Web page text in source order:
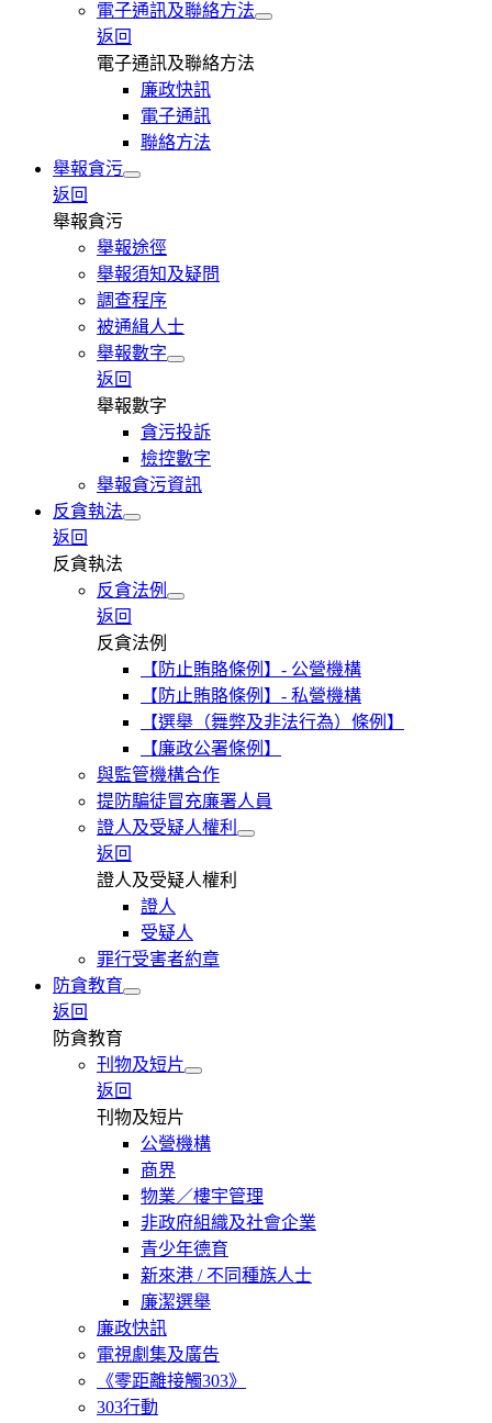
電子通訊及聯絡方法
返回
電子通訊及聯絡方法
廉政快訊
電子通訊
聯絡方法
舉報貪污
返回
舉報貪污
舉報途徑
舉報須知及疑問
調查程序
被通緝人士
舉報數字
返回
舉報數字
貪污投訴
檢控數字
舉報貪污資訊
反貪執法
返回
反貪執法
反貪法例
返回
反貪法例
【防止賄賂條例】- 公營機構
【防止賄賂條例】- 私營機構
【選舉（舞弊及非法行為）條例】
【廉政公署條例】
與監管機構合作
提防騙徒冒充廉署人員
證人及受疑人權利
返回
證人及受疑人權利
證人
受疑人
罪行受害者約章
防貪教育
返回
防貪教育
刊物及短片
返回
刊物及短片
公營機構
商界
物業／樓宇管理
非政府組織及社會企業
青少年德育
新來港 / 不同種族人士
廉潔選舉
廉政快訊
電視劇集及廣告
《零距離接觸303》
303行動